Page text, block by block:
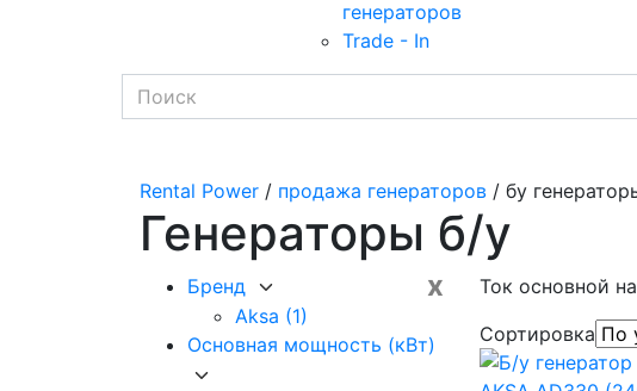
генераторов
Trade - In
Rental Power / продажа генераторов / бу
Генераторы б/у
x
Бренд
Aksa (1)
Основная мощность (кВт)
Ток основной
Сортировка